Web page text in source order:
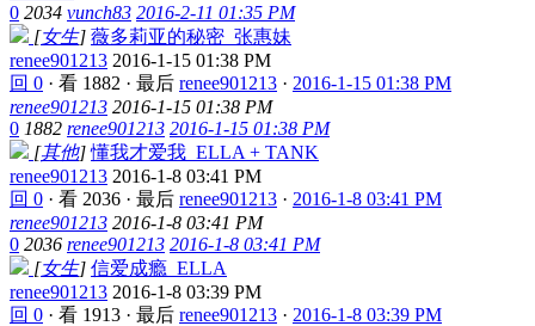
0 2034 vunch83 2016-2-11 01:35 PM
[女生] 薇多莉亚的秘密_张惠妹
renee901213 2016-1-15 01:38 PM
回 0 · 看 1882 · 最后 renee901213 · 2016-1-15 01:38 PM
renee901213 2016-1-15 01:38 PM
0 1882 renee901213 2016-1-15 01:38 PM
[其他] 懂我才爱我_ELLA + TANK
renee901213 2016-1-8 03:41 PM
回 0 · 看 2036 · 最后 renee901213 · 2016-1-8 03:41 PM
renee901213 2016-1-8 03:41 PM
0 2036 renee901213 2016-1-8 03:41 PM
[女生] 信爱成瘾_ELLA
renee901213 2016-1-8 03:39 PM
回 0 · 看 1913 · 最后 renee901213 · 2016-1-8 03:39 PM